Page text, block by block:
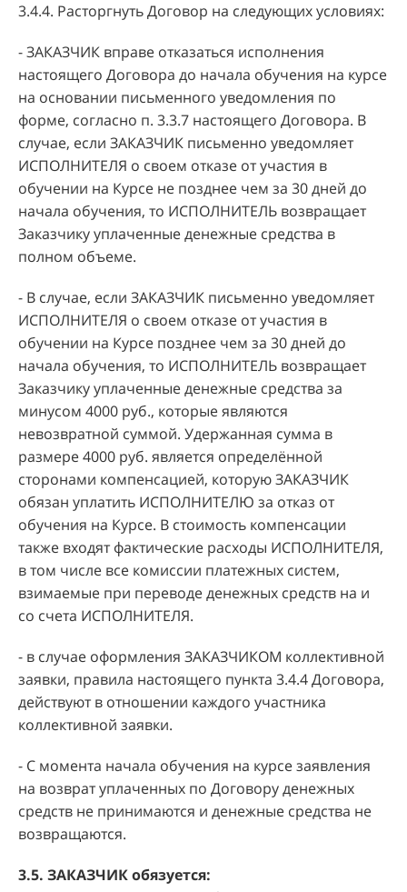
3.4.4. Расторгнуть Договор на следующих условиях:
- ЗАКАЗЧИК вправе отказаться исполнения
настоящего Договора до начала обучения на курсе
на основании письменного уведомления по
форме, согласно п. 3.3.7 настоящего Договора. В
случае, если ЗАКАЗЧИК письменно уведомляет
ИСПОЛНИТЕЛЯ о своем отказе от участия в
обучении на Курсе не позднее чем за 30 дней до
начала обучения, то ИСПОЛНИТЕЛЬ возвращает
Заказчику уплаченные денежные средства в
полном объеме.
- В случае, если ЗАКАЗЧИК письменно уведомляет
ИСПОЛНИТЕЛЯ о своем отказе от участия в
обучении на Курсе позднее чем за 30 дней до
начала обучения, то ИСПОЛНИТЕЛЬ возвращает
Заказчику уплаченные денежные средства за
минусом 4000 руб., которые являются
невозвратной суммой. Удержанная сумма в
размере 4000 руб. является определённой
сторонами компенсацией, которую ЗАКАЗЧИК
обязан уплатить ИСПОЛНИТЕЛЮ за отказ от
обучения на Курсе. В стоимость компенсации
также входят фактические расходы ИСПОЛНИТЕЛЯ,
в том числе все комиссии платежных систем,
взимаемые при переводе денежных средств на и
со счета ИСПОЛНИТЕЛЯ.
- в случае оформления ЗАКАЗЧИКОМ коллективной
заявки, правила настоящего пункта 3.4.4 Договора,
действуют в отношении каждого участника
коллективной заявки.
- С момента начала обучения на курсе заявления
на возврат уплаченных по Договору денежных
средств не принимаются и денежные средства не
возвращаются.
3.5. ЗАКАЗЧИК обязуется: